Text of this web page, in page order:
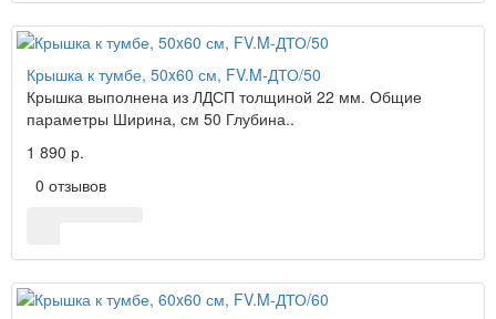
Крышка к тумбе, 50x60 см, FV.M-ДТО/50
Крышка выполнена из ЛДСП толщиной 22 мм. Общие
параметры Ширина, см 50 Глубина..
1 890 р.
0 отзывов